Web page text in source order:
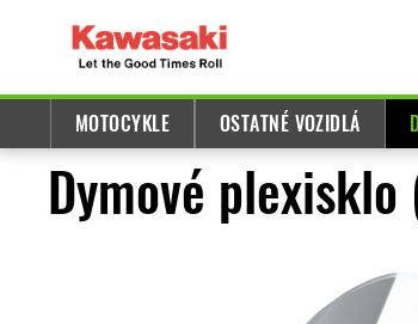
MOTOCYKLE OSTATNÉ VOZIDLÁ
Dymové plexisklo